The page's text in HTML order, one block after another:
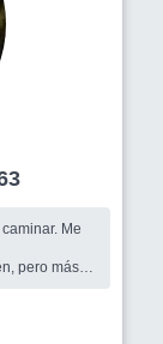
63
Me
pero más